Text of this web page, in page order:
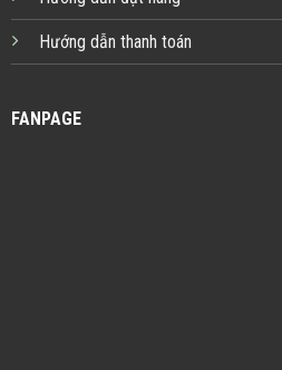
Hướng dẫn thanh toán
FANPAGE